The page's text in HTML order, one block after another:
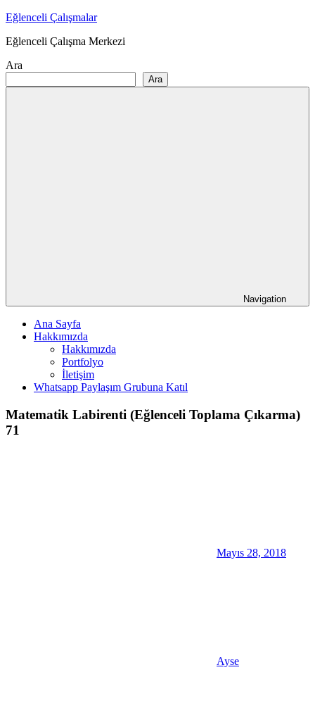
Skip
content
Eğlenceli Çalışmalar
Eğlenceli Çalışma Merkezi
Ara
Ara
Navigation
Ana Sayfa
Hakkımızda
Hakkımızda
Portfolyo
İletişim
Whatsapp Paylaşım Grubuna Katıl
Matematik Labirenti (Eğlenceli Toplama Çıkarma)
71
Mayıs 28, 2018
Ayse